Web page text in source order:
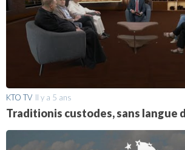
KTO TV Il y a 5 ans
Traditionis custodes, sans langue